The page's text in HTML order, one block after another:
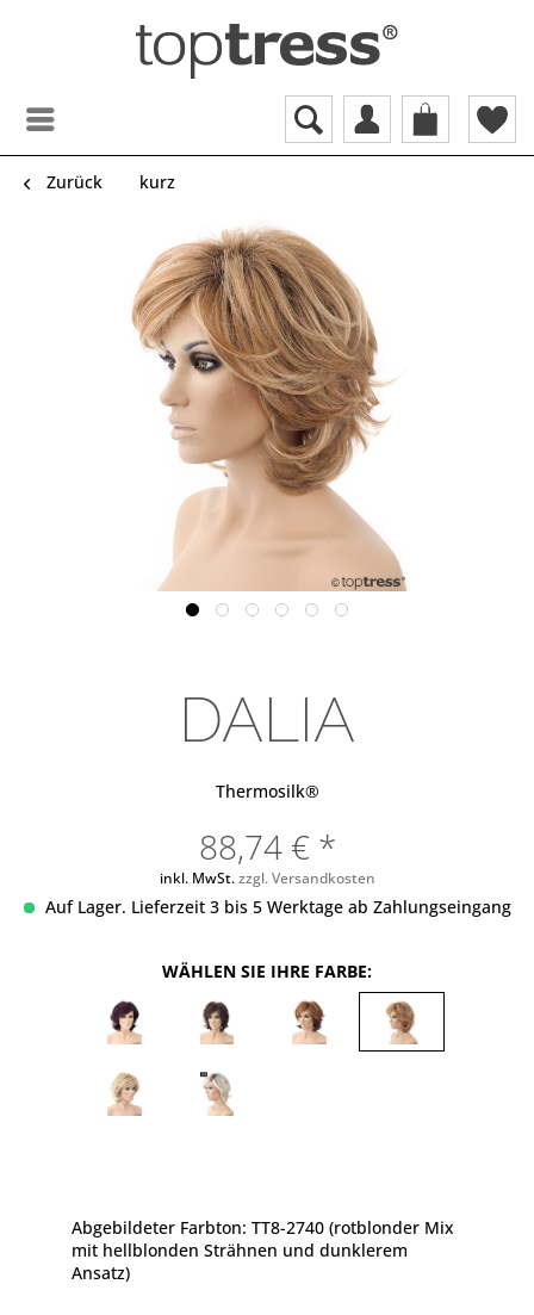
Zurück kurz
DALIA
Thermosilk®
88,74 € *
inkl. MwSt.zzgl. Versandkosten
Auf Lager. Lieferzeit 3 bis 5 Werktage ab Zahlungseingang
WÄHLEN SIE IHRE FARBE:
Abgebildeter Farbton: TT8-2740 (rotblonder Mix
mit hellblonden Strähnen und dunklerem
Ansatz)